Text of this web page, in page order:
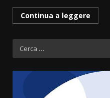
Continua a leggere
Ricerca
per: